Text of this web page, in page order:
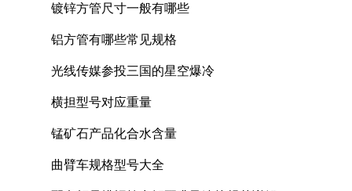
镀锌方管尺寸一般有哪些
铝方管有哪些常见规格
光线传媒参投三国的星空爆冷
横担型号对应重量
锰矿石产品化合水含量
曲臂车规格型号大全